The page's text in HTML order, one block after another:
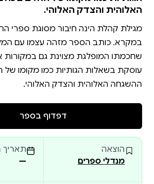
האלוהית והצדק האלוהי.
מגילת קהלת הינה חיבור מסוגת ספרי
במקרא. כותב הספר מזהה עצמו עם
שחכמתו המופלגת מצוינת גם במקורות
עוסקת בשאלות הגותיות כמו מקומו של
ההשגחה האלוהית והצדק האלוהי.
דפדוף בספר
הוצאה
מנדלי ספרים
תאריך
—